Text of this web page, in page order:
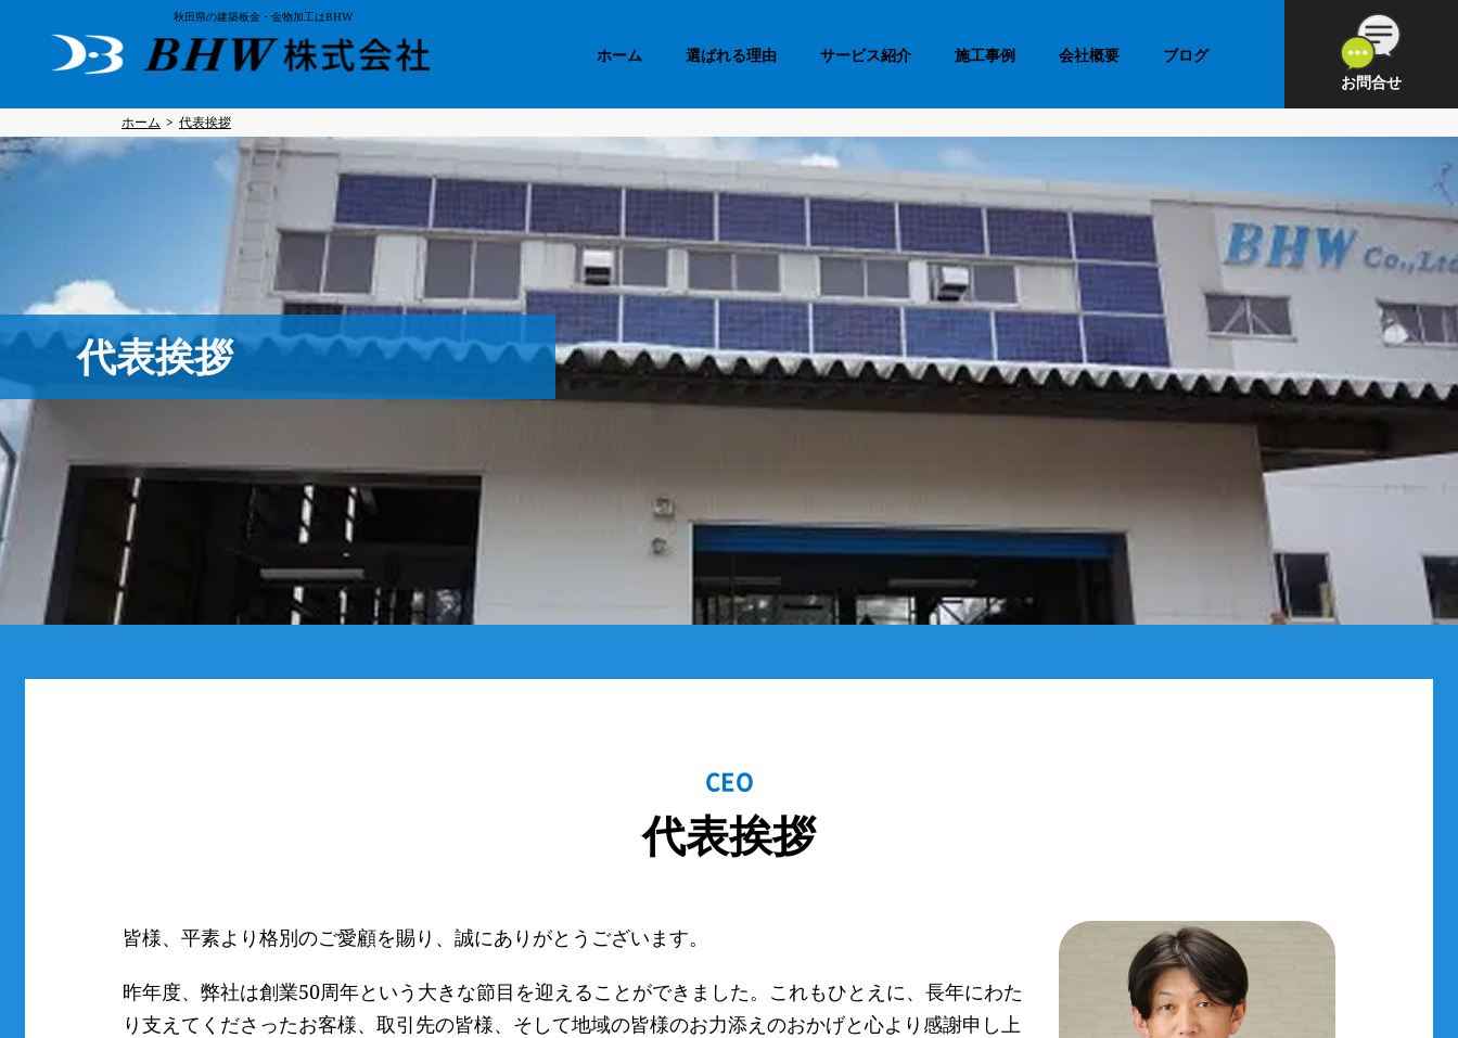
秋田県の建築板金・金物加工はBHW
ホーム 選ばれる理由 サービス紹介 施工事例 会社概要
ブログ
お問合せ
ホーム 代表挨拶
代表挨拶
CEO
代表挨拶
皆様、平素より格別のご愛顧を賜り、誠にありがとうございます。
昨年度、弊社は創業50周年という大きな節目を迎えることができました。これもひとえに、長年にわた
り支えてくださったお客様、取引先の皆様、そして地域の皆様のお力添えのおかげと心より感謝申し上